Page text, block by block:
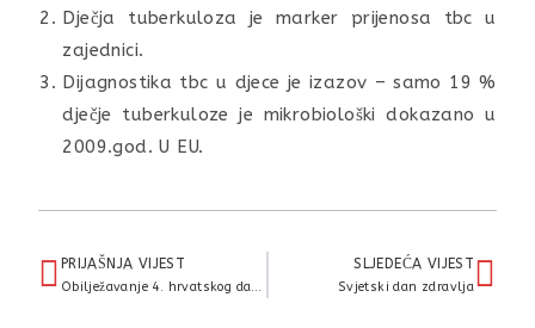
Dječja tuberkuloza je marker prijenosa tbc u
zajednici.
Dijagnostika tbc u djece je izazov – samo 19 %
dječje tuberkuloze je mikrobiološki dokazano u
2009.god. U EU.
PRIJAŠNJA VIJEST
Obilježavanje 4. hrvatskog dana mimoza (22.01.2011. godine – subota)
SLJEDEĆA VIJEST
Svjetski dan zdravlja